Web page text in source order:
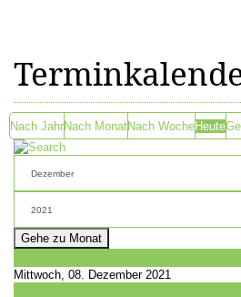
Nach JahrNach MonatNach WocheHeute
Gehe zu Monat
Mittwoch, 08. Dezember 2021